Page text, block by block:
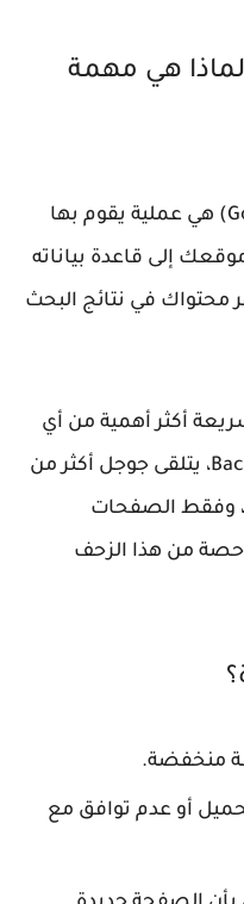
هي مهمة
فهرسة جوجل (Google Indexing) هي عملية يقوم بها
إلى قاعدة بياناته
في نتائج البحث
أكثر أهمية من أي
وقت مضى. وفقاً لتقارير Backlinko، يتلقى جوجل أكثر من
وفقط الصفحات
من هذا الزحف
منخفضة.
أو عدم توافق مع